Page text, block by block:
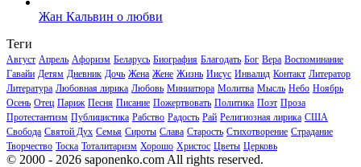
Жан Кальвин о любви
Теги
Август Апрель Афоризм Беларусь Биография Благодать Бог Вера Воспоминание
Гавайи Детям Дневник Дочь Жена Жене Жизнь Иисус Инвалид Контакт Литератор
Литература Любовная лирика Любовь Миниатюра Молитва Мысль Небо Ноябрь
Осень Отец Париж Песня Писание Пожертвовать Политика Поэт Проза
Протестантизм Публицистика Рабство Радость Рай Религиозная лирика США
Свобода Святой Дух Семья Сироты Слава Старость Стихотворение Страдание
Творчество Тоска Тоталитаризм Хорошо Христос Цветы Церковь
© 2000 - 2026 saponenko.com All rights reserved.